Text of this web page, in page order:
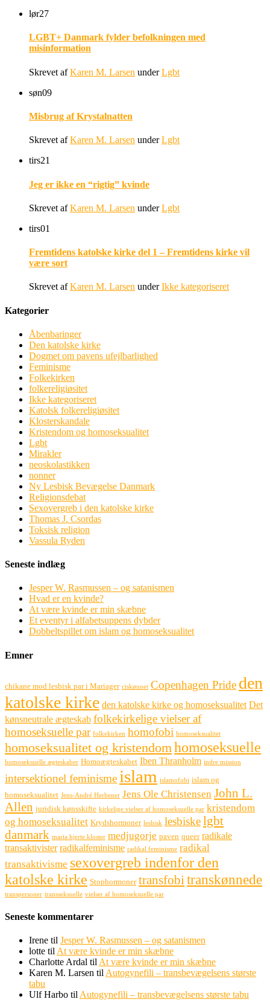
lør27
LGBT+ Danmark fylder befolkningen med
misinformation
Skrevet afKaren M. Larsen underLgbt
søn09
Misbrug af Krystalnatten
Skrevet afKaren M. Larsen underLgbt
tirs21
Jeg er ikke en “rigtig” kvinde
Skrevet afKaren M. Larsen underLgbt
tirs01
Fremtidens katolske kirke del 1 – Fremtidens kirke vil
være sort
Skrevet afKaren M. Larsen underIkke kategoriseret
Kategorier
Åbenbaringer
Den katolske kirke
Dogmet om pavens ufejlbarlighed
Feminisme
Folkekirken
folkereligiøsitet
Ikke kategoriseret
Katolsk folkereligiøsitet
Klosterskandale
Kristendom og homoseksualitet
Lgbt
Mirakler
neoskolastikken
nonner
Ny Lesbisk Bevægelse Danmark
Religionsdebat
Sexovergreb i den katolske kirke
Thomas J. Csordas
Toksisk religion
Vassula Ryden
Seneste indlæg
Jesper W. Rasmussen – og satanismen
Hvad er en kvinde?
At være kvinde er min skæbne
Et eventyr i alfabetsuppens dybder
Dobbeltspillet om islam og homoseksualitet
Emner
chikane mod lesbisk par i Mariager ciskønnet Copenhagen Pride den
katolske kirke den katolske kirke og homoseksualitet Det
kønsneutrale ægteskab folkekirkelige vielser af
homoseksuelle par folkekirken homofobi homoseksualitet
homoseksualitet og kristendom homoseksuelle
homoseksuelle ægteskaber Homoægteskabet Iben Thranholm indre mission
intersektionel feminisme islam islamofobi islam og
homoseksualitet Jens-André Herbener Jens Ole Christensen John L.
Allen juridisk kønsskifte kirkelige vielser af homoseksuelle par kristendom
og homoseksualitet Krydshormoner lesbisk lesbiskelgbt
danmark maria hjerte kloster medjugorje paven queer radikale
transaktivister radikalfeminisme radikal feminisme radikal
transaktivisme sexovergreb indenfor den
katolske kirke Stophormoner transfobi transkønnede
transpersoner transseksuelle vielser af homoseksuelle par
Seneste kommentarer
Irene til Jesper W. Rasmussen – og satanismen
lotte tilAt være kvinde er min skæbne
Charlotte Ardal tilAt være kvinde er min skæbne
Karen M. Larsen tilAutogynefili – transbevægelsens største
tabu
Ulf Harbo tilAutogynefili – transbevægelsens største tabu